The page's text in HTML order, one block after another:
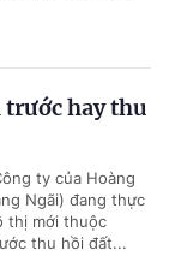
trước hay thu
ty của Hoàng
Ngãi) đang thực
thị mới thuộc
thu hồi đất...